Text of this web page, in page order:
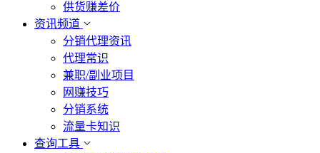
供货赚差价
资讯频道
分销代理资讯
代理常识
兼职/副业项目
网赚技巧
分销系统
流量卡知识
查询工具